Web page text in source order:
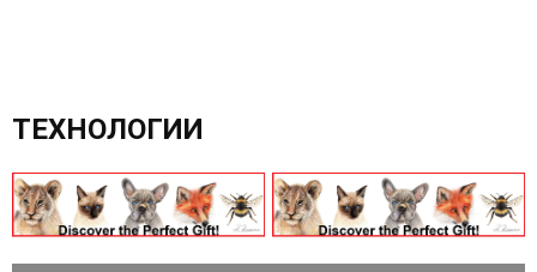
ТЕХНОЛОГИИ